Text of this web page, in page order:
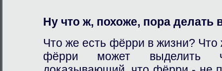
Ну что ж, похоже, пора делать
Что же есть фёрри в жизни? Что
фёрри может выделить